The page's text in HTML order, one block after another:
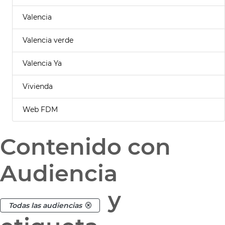
Valencia
Valencia verde
Valencia Ya
Vivienda
Web FDM
Contenido con
Audiencia
Todas las audiencias
y